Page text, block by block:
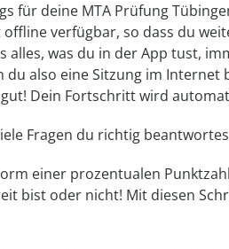
für deine MTA Prüfung
verfügbar, so dass du
alles, was du in der App tust,
du also eine Sitzung im
Dein Fortschritt wird
Fragen du richtig
einer prozentualen
bist oder nicht! Mit diesen